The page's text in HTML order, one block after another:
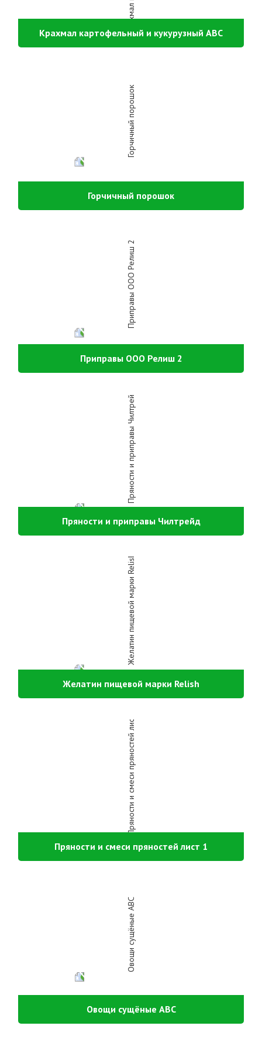
Крахмал картофельный и кукурузный АВС
Горчичный порошок
Приправы ООО Релиш 2
Пряности и приправы Чилтрейд
Желатин пищевой марки Relish
Пряности и смеси пряностей лист 1
Овощи сущёные АВС